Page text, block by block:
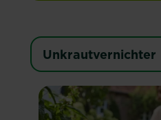
Unkrautvernichter